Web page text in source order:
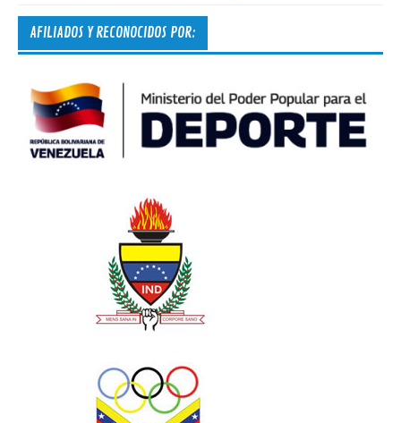
AFILIADOS Y RECONOCIDOS POR: